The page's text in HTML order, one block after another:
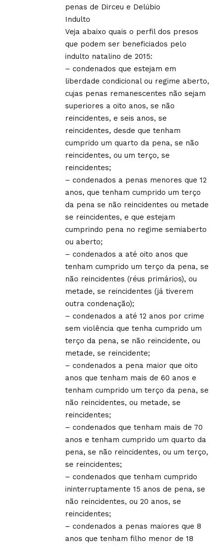
penas de Dirceu e Delúbio
Indulto
Veja abaixo quais o perfil dos presos
que podem ser beneficiados pelo
indulto natalino de 2015:
– condenados que estejam em
liberdade condicional ou regime aberto,
cujas penas remanescentes não sejam
superiores a oito anos, se não
reincidentes, e seis anos, se
reincidentes, desde que tenham
cumprido um quarto da pena, se não
reincidentes, ou um terço, se
reincidentes;
– condenados a penas menores que 12
anos, que tenham cumprido um terço
da pena se não reincidentes ou metade
se reincidentes, e que estejam
cumprindo pena no regime semiaberto
ou aberto;
– condenados a até oito anos que
tenham cumprido um terço da pena, se
não reincidentes (réus primários), ou
metade, se reincidentes (já tiverem
outra condenação);
– condenados a até 12 anos por crime
sem violência que tenha cumprido um
terço da pena, se não reincidente, ou
metade, se reincidente;
– condenados a pena maior que oito
anos que tenham mais de 60 anos e
tenham cumprido um terço da pena, se
não reincidentes, ou metade, se
reincidentes;
– condenados que tenham mais de 70
anos e tenham cumprido um quarto da
pena, se não reincidentes, ou um terço,
se reincidentes;
– condenados que tenham cumprido
ininterruptamente 15 anos de pena, se
não reincidentes, ou 20 anos, se
reincidentes;
– condenados a penas maiores que 8
anos que tenham filho menor de 18